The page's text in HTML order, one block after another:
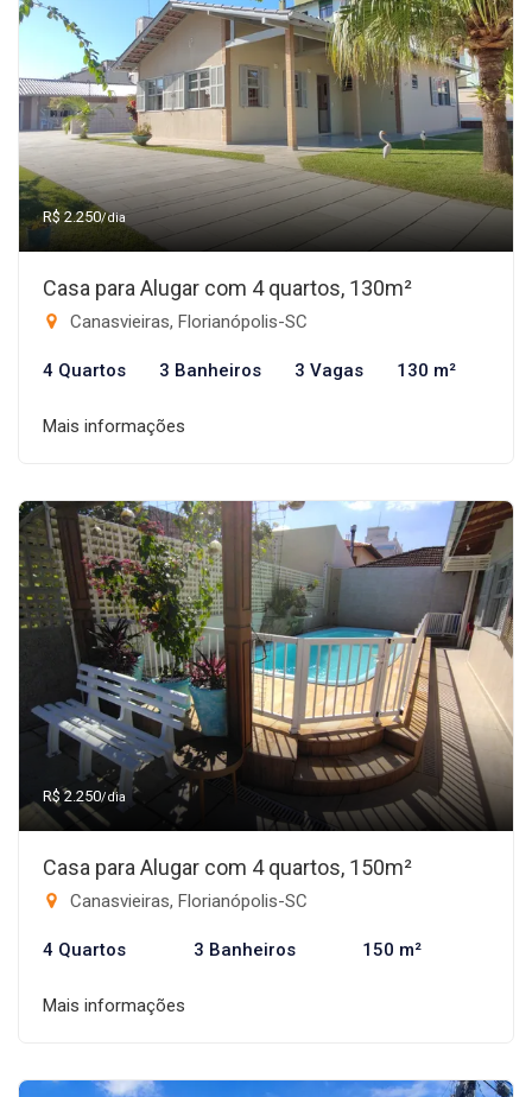
R$ 2.250/dia
Casa para Alugar com 4 quartos, 130m²
Canasvieiras, Florianópolis-SC
4 Quartos 3 Banheiros 3 Vagas 130 m²
Mais informações
R$ 2.250/dia
Casa para Alugar com 4 quartos, 150m²
Canasvieiras, Florianópolis-SC
4 Quartos 3 Banheiros 150 m²
Mais informações